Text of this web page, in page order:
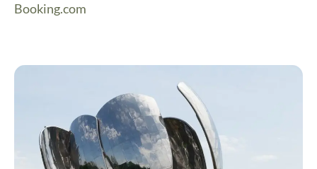
Booking.com